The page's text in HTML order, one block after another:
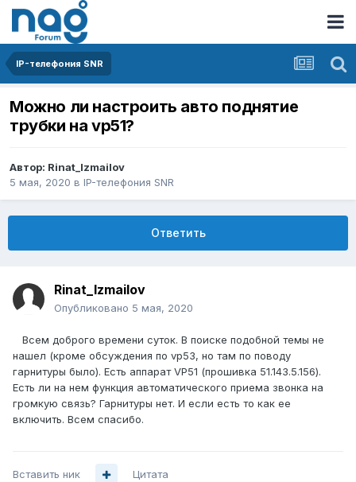
IP-телефония SNR
Можно ли настроить авто поднятие
трубки на vp51?
Автор: Rinat_Izmailov
5 мая, 2020 в IP-телефония SNR
Ответить
Rinat_Izmailov
Опубликовано 5 мая, 2020
Всем доброго времени суток. В поиске подобной темы не
нашел (кроме обсуждения по vp53, но там по поводу
гарнитуры было). Есть аппарат VP51 (прошивка 51.143.5.156).
Есть ли на нем функция автоматического приема звонка на
громкую связь? Гарнитуры нет. И если есть то как ее
включить. Всем спасибо.
Вставить ник Цитата